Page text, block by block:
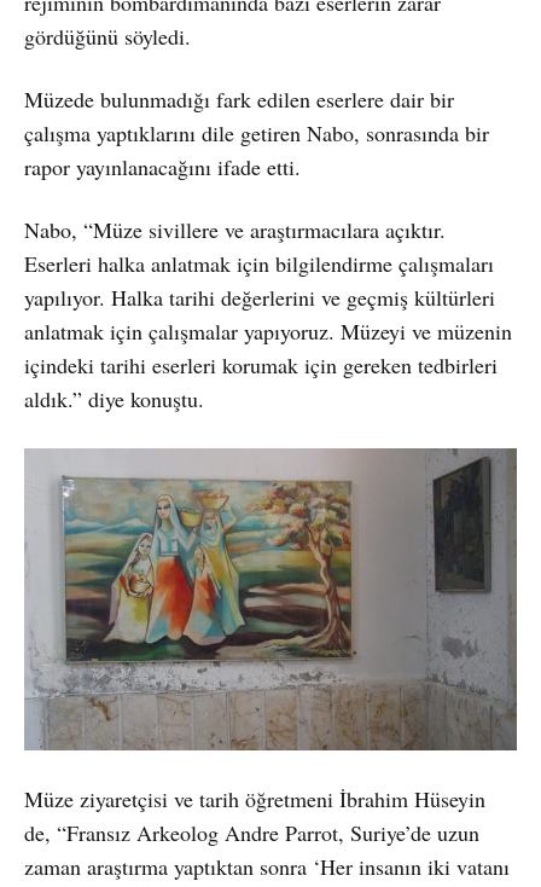
gördüğünü söyledi.
Müzede bulunmadığı fark edilen eserlere dair bir
çalışma yaptıklarını dile getiren Nabo, sonrasında bir
rapor yayınlanacağını ifade etti.
Nabo, “Müze sivillere ve araştırmacılara açıktır.
Eserleri halka anlatmak için bilgilendirme çalışmaları
yapılıyor. Halka tarihi değerlerini ve geçmiş kültürleri
anlatmak için çalışmalar yapıyoruz. Müzeyi ve müzenin
içindeki tarihi eserleri korumak için gereken tedbirleri
aldık.” diye konuştu.
Müze ziyaretçisi ve tarih öğretmeni İbrahim Hüseyin
de, “Fransız Arkeolog Andre Parrot, Suriye’de uzun
zaman araştırma yaptıktan sonra ‘Her insanın iki vatanı